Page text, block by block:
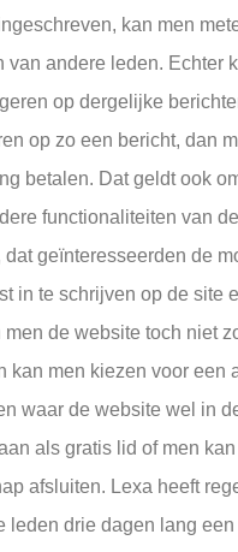
kan men
van andere leden. Echter
op dergelijke
op zo een bericht, dan
betalen. Dat geldt ook
functionaliteiten van
geïnteresseerden de
in te schrijven op de site
de website toch niet
kan men kiezen voor een
waar de website wel in
als gratis lid of men
afsluiten. Lexa heeft
drie dagen lang een